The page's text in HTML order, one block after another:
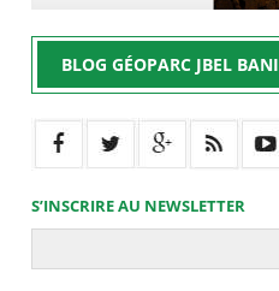
BLOG GÉOPARC JBEL BANI
S’INSCRIRE AU NEWSLETTER